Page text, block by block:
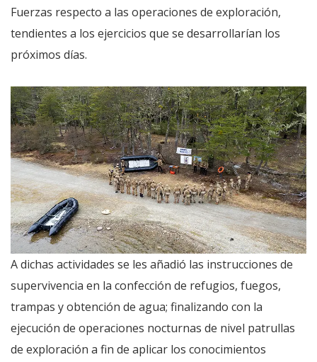
Fuerzas respecto a las operaciones de exploración,
tendientes a los ejercicios que se desarrollarían los
próximos días.
A dichas actividades se les añadió las instrucciones de
supervivencia en la confección de refugios, fuegos,
trampas y obtención de agua; finalizando con la
ejecución de operaciones nocturnas de nivel patrullas
de exploración a fin de aplicar los conocimientos